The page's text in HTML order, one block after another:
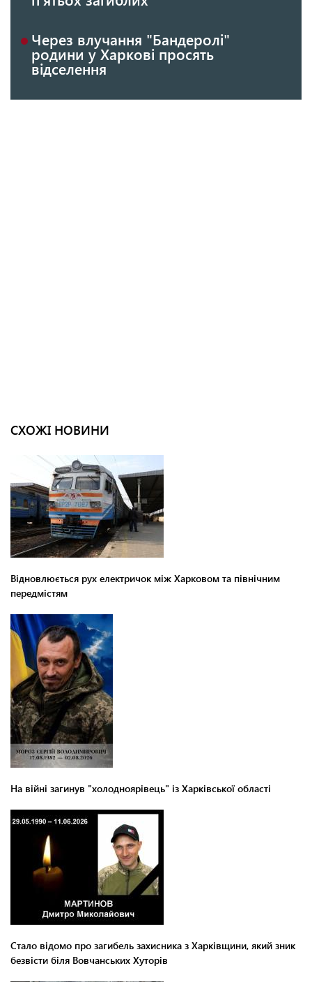
Через влучання "Бандеролі"
родини у Харкові просять
відселення
СХОЖІ НОВИНИ
Відновлюється рух електричок між Харковом та північним
передмістям
На війні загинув "холодноярівець" із Харківської області
Стало відомо про загибель захисника з Харківщини, який зник
безвісти біля Вовчанських Хуторів